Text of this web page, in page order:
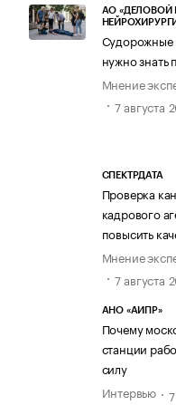
АО «ДЕЛОВОЙ
Судорожные
нужно знать
Мнение
7 августа
СПЕКТРДАТА
Проверка
кадрового
повысить
Мнение
7 августа
АНО «АИПР»
Почему
станции
силу
Интервью